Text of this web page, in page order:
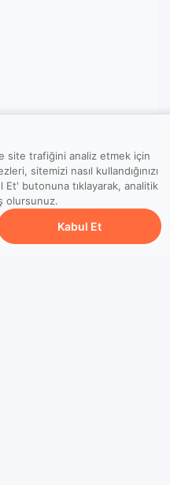
site trafiğini analiz etmek için
sitemizi nasıl kullandığınızı
Et' butonuna tıklayarak, analitik
olursunuz.
Kabul Et